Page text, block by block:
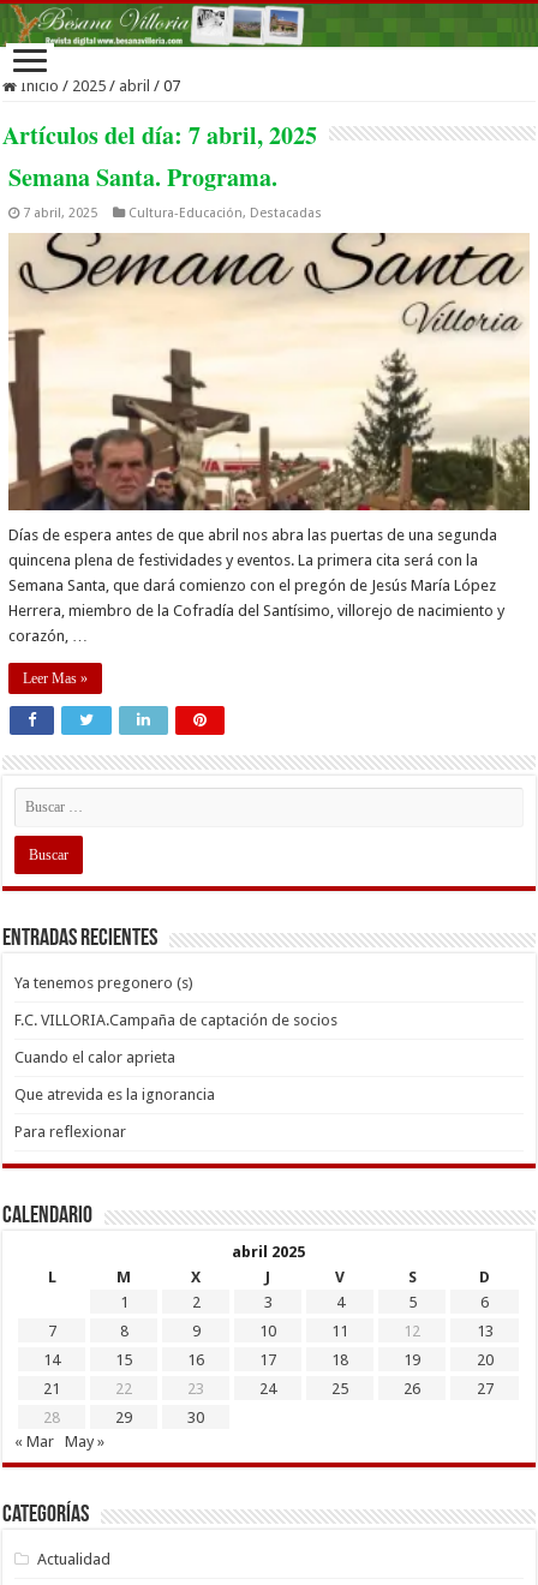
Inicio / 2025 / abril / 07
Artículos del día:7 abril, 2025
Semana Santa. Programa.
7 abril, 2025 Cultura-Educación, Destacadas
Días de espera antes de que abril nos abra las puertas de una segunda
quincena plena de festividades y eventos. La primera cita será con la
Semana Santa, que dará comienzo con el pregón de Jesús María López
Herrera, miembro de la Cofradía del Santísimo, villorejo de nacimiento y
corazón, …
Leer Mas »
Entradas recientes
Ya tenemos pregonero (s)
F.C. VILLORIA.Campaña de captación de socios
Cuando el calor aprieta
Que atrevida es la ignorancia
Para reflexionar
Calendario
abril 2025
L
M X J V S
D
1
2 3 4 5
6
7
8 9 10 11 12
13
14
15 16 17 18 19
20
21
22 23 24 25 26
27
28
29
30
« Mar
May »
Categorías
Actualidad